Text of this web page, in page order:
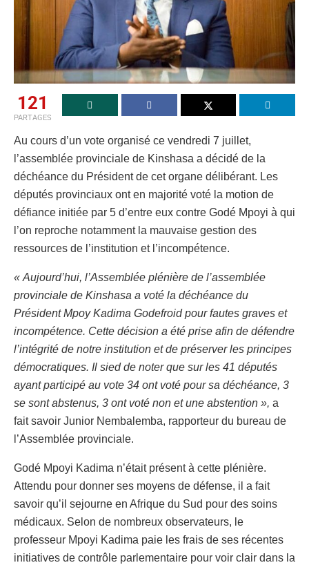
121
PARTAGES
Au cours d’un vote organisé ce vendredi 7 juillet,
l’assemblée provinciale de Kinshasa a décidé de la
déchéance du Président de cet organe délibérant. Les
députés provinciaux ont en majorité voté la motion de
défiance initiée par 5 d’entre eux contre Godé Mpoyi à qui
l’on reproche notamment la mauvaise gestion des
ressources de l’institution et l’incompétence.
« Aujourd’hui, l’Assemblée plénière de l’assemblée
provinciale de Kinshasa a voté la déchéance du
Président Mpoy Kadima Godefroid pour fautes graves et
incompétence. Cette décision a été prise afin de défendre
l’intégrité de notre institution et de préserver les principes
démocratiques. Il sied de noter que sur les 41 députés
ayant participé au vote 34 ont voté pour sa déchéance, 3
se sont abstenus, 3 ont voté non et une abstention », a
fait savoir Junior Nembalemba, rapporteur du bureau de
l’Assemblée provinciale.
Godé Mpoyi Kadima n’était présent à cette plénière.
Attendu pour donner ses moyens de défense, il a fait
savoir qu’il sejourne en Afrique du Sud pour des soins
médicaux. Selon de nombreux observateurs, le
professeur Mpoyi Kadima paie les frais de ses récentes
initiatives de contrôle parlementaire pour voir clair dans la